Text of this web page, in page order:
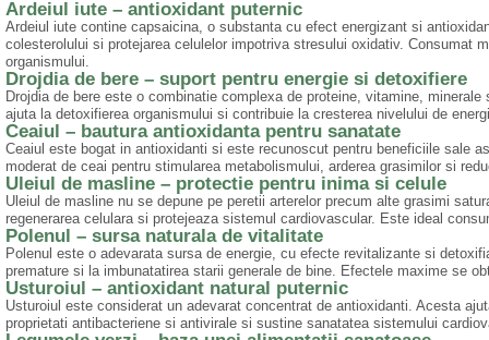
Ardeiul iute – antioxidant puternic
Ardeiul iute contine capsaicina, o substanta cu efect energizant si
colesterolului si protejarea celulelor impotriva stresului oxidativ. Consumat
organismului.
Drojdia de bere – suport pentru energie si detoxifiere
Drojdia de bere este o combinatie complexa de proteine, vitamine,
ajuta la detoxifierea organismului si contribuie la cresterea nivelului de
Ceaiul – bautura antioxidanta pentru sanatate
Ceaiul este bogat in antioxidanti si este recunoscut pentru beneficiile sale
moderat de ceai pentru stimularea metabolismului, arderea grasimilor si
Uleiul de masline – protectie pentru inima si celule
Uleiul de masline nu se depune pe peretii arterelor precum alte grasimi
regenerarea celulara si protejeaza sistemul cardiovascular. Este ideal
Polenul – sursa naturala de vitalitate
Polenul este o adevarata sursa de energie, cu efecte revitalizante si
premature si la imbunatatirea starii generale de bine. Efectele maxime se
Usturoiul – antioxidant natural puternic
Usturoiul este considerat un adevarat concentrat de antioxidanti. Acesta
proprietati antibacteriene si antivirale si sustine sanatatea sistemului